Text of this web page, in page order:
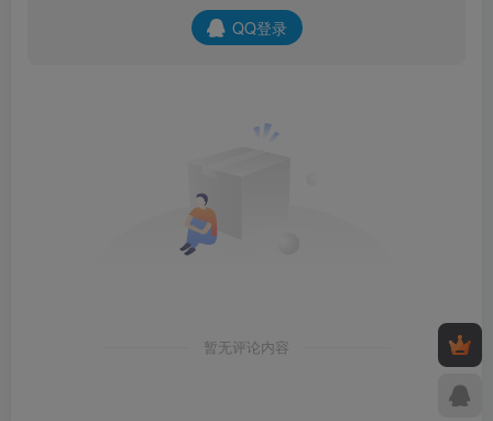
QQ登录
暂无评论内容